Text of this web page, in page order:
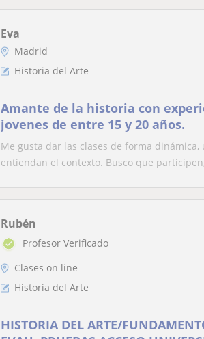
Eva
Madrid
Historia del Arte
Amante de la historia con
jovenes de entre 15 y 20 años.
Me gusta dar las clases de forma
entiendan el contexto. Busco que
Rubén
Profesor Verificado
Clases on line
Historia del Arte
HISTORIA DEL ARTE/